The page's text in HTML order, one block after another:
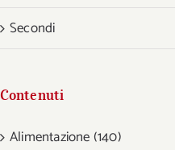
Secondi
Contenuti
Alimentazione (140)